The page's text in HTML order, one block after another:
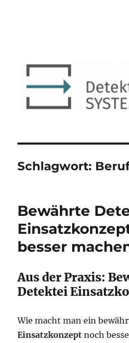
Detektiv
Schlagwort:
Bewährte
besser
Aus der Praxis:
Detektei
Wie macht man ein
Einsatzkonzept noch